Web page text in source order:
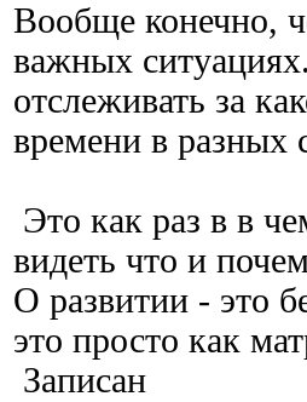
Вообще конечно,
важных
отслеживать за
времени в разных
Это как раз в в
видеть что и
О развитии - это
это просто как
Записан